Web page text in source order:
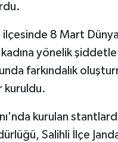
ilçesinde 8 Mart
kadına yönelik şiddetle
farkındalık
kuruldu.
kurulan
Salihli İlçe